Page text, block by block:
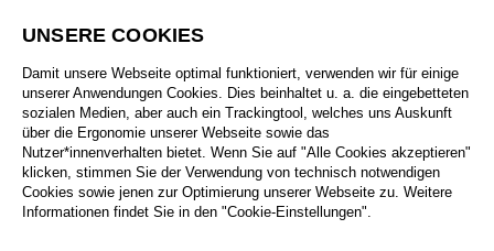
Alle Sparten
Alle Spielstätten
Alle Merkmale
UNSERE COOKIES
Damit unsere Webseite optimal funktioniert, verwenden wir für einige
unserer Anwendungen Cookies. Dies beinhaltet u. a. die eingebetteten
sozialen Medien, aber auch ein Trackingtool, welches uns Auskunft
über die Ergonomie unserer Webseite sowie das
Nutzer*innenverhalten bietet. Wenn Sie auf "Alle Cookies akzeptieren"
klicken, stimmen Sie der Verwendung von technisch notwendigen
Cookies sowie jenen zur Optimierung unserer Webseite zu. Weitere
Informationen findet Sie in den "Cookie-Einstellungen".